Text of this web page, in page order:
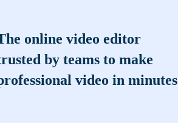
online video editor
by teams to make
video in minutes